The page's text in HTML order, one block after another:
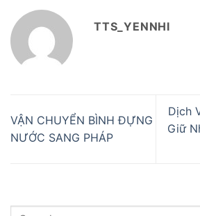
TTS_YENNHI
VẬN CHUYỂN BÌNH ĐỰNG
NƯỚC SANG PHÁP
Dịch
Giữ